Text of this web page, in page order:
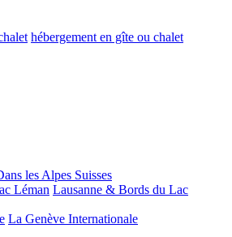
hébergement en gîte ou chalet
les Alpes Suisses
Léman Lausanne & Bords du Lac
La Genève Internationale